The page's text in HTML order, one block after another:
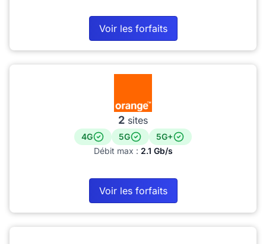
Voir les forfaits
2 sites
4G 5G
5G+
Débit max : 2.1 Gb/s
Voir les forfaits